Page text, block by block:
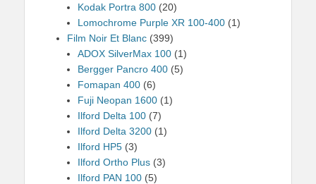
Kodak Portra 800 (20)
Lomochrome Purple XR 100-400 (1)
Film Noir Et Blanc (399)
ADOX SilverMax 100 (1)
Bergger Pancro 400 (5)
Fomapan 400 (6)
Fuji Neopan 1600 (1)
Ilford Delta 100 (7)
Ilford Delta 3200 (1)
Ilford HP5 (3)
Ilford Ortho Plus (3)
Ilford PAN 100 (5)